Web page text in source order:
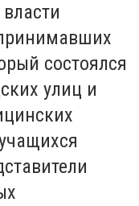
состоялся
улиц и